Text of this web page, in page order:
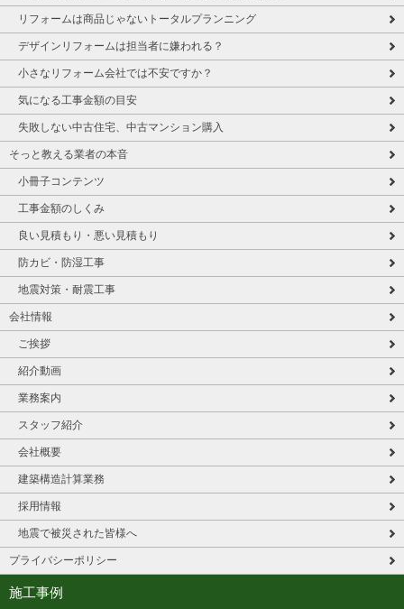
リフォームは商品じゃないトータルプランニング
デザインリフォームは担当者に嫌われる？
小さなリフォーム会社では不安ですか？
気になる工事金額の目安
失敗しない中古住宅、中古マンション購入
そっと教える業者の本音
小冊子コンテンツ
工事金額のしくみ
良い見積もり・悪い見積もり
防カビ・防湿工事
地震対策・耐震工事
会社情報
ご挨拶
紹介動画
業務案内
スタッフ紹介
会社概要
建築構造計算業務
採用情報
地震で被災された皆様へ
プライバシーポリシー
施工事例